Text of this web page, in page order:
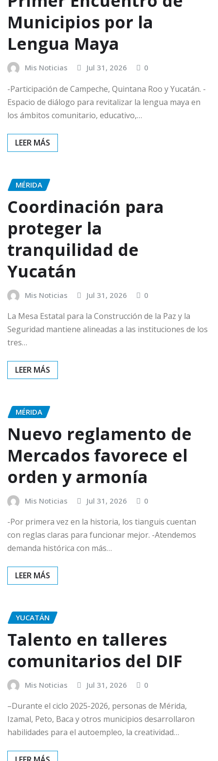
Municipios por la
Lengua Maya
Mis Noticias Jul 31, 2026 0
-Participación de Campeche, Quintana Roo y Yucatán. -
Espacio de diálogo para revitalizar la lengua maya en
los ámbitos comunitario, educativo,…
MÉRIDA
Coordinación para
proteger la
tranquilidad de
Yucatán
Mis Noticias Jul 31, 2026 0
La Mesa Estatal para la Construcción de la Paz y la
Seguridad mantiene alineadas a las instituciones de los
tres…
MÉRIDA
Nuevo reglamento de
Mercados favorece el
orden y armonía
Mis Noticias Jul 31, 2026 0
-Por primera vez en la historia, los tianguis cuentan
con reglas claras para funcionar mejor. -Atendemos
demanda histórica con más…
YUCATÁN
Talento en talleres
comunitarios del DIF
Mis Noticias Jul 31, 2026 0
–Durante el ciclo 2025-2026, personas de Mérida,
Izamal, Peto, Baca y otros municipios desarrollaron
habilidades para el autoempleo, la creatividad…